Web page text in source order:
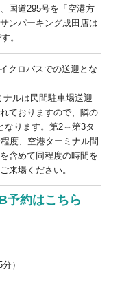
国道295号を「空港方
ンパーキング成田店は
。
クロバスでの送迎とな
ナルは民間駐車場送迎
ておりますので、隣の
なります。第2⇔第3タ
度、空港ターミナル間
含めて同程度の時間を
来場ください。
予約はこちら
）